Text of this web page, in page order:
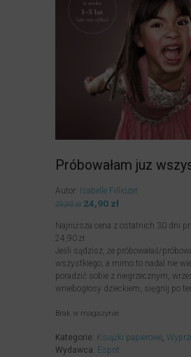
Próbowałam juz
Autor: Isabelle Filliozat
29,90zł Pierwotna
wynosiła:
29,90zł.
24,90 złAktualna
wynosi:
Najniższa cena z ostatnich 30 dni
24,90 zł
Jeśli sądzisz, że próbowałaś/
wszystkiego, a mimo to nadal nie
poradzić sobie z niegrzecznym,
wniebogłosy dzieckiem, sięgnij po
Brak w magazynie
Kategorie: Książki papierowe,
Wydawca: Esprit